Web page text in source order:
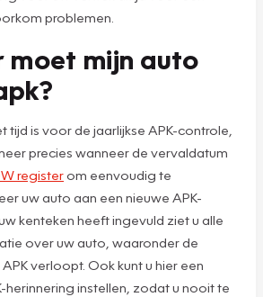
problemen.
moet mijn auto
tijd is voor de jaarlijkse APK-controle,
precies wanneer de vervaldatum
registerom eenvoudig te
uw auto aan een nieuwe APK-
kenteken heeft ingevuld ziet u alle
over uw auto, waaronder de
verloopt. Ook kunt u hier een
herinnering instellen, zodat u nooit te